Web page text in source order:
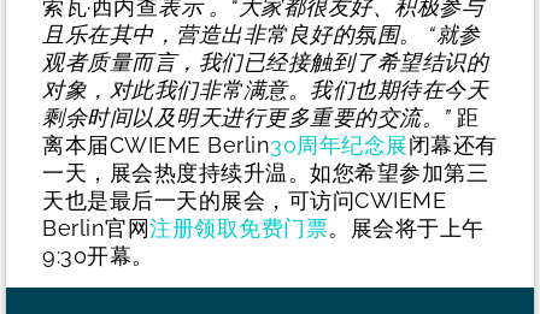
索瓦·西内查表示 。“大家都很友好、积极参与
且乐在其中，营造出非常良好的氛围。
“就参
观者质量而言，我们已经接触到了希望结识的
对象，对此我们非常满意。我们也期待在今天
剩余时间以及明天进行更多重要的交流。” 距
离本届CWIEME Berlin30周年纪念展闭幕还有
一天，展会热度持续升温。如您希望参加第三
天也是最后一天的展会，可访问CWIEME
Berlin官网注册领取免费门票。展会将于上午
9:30开幕。